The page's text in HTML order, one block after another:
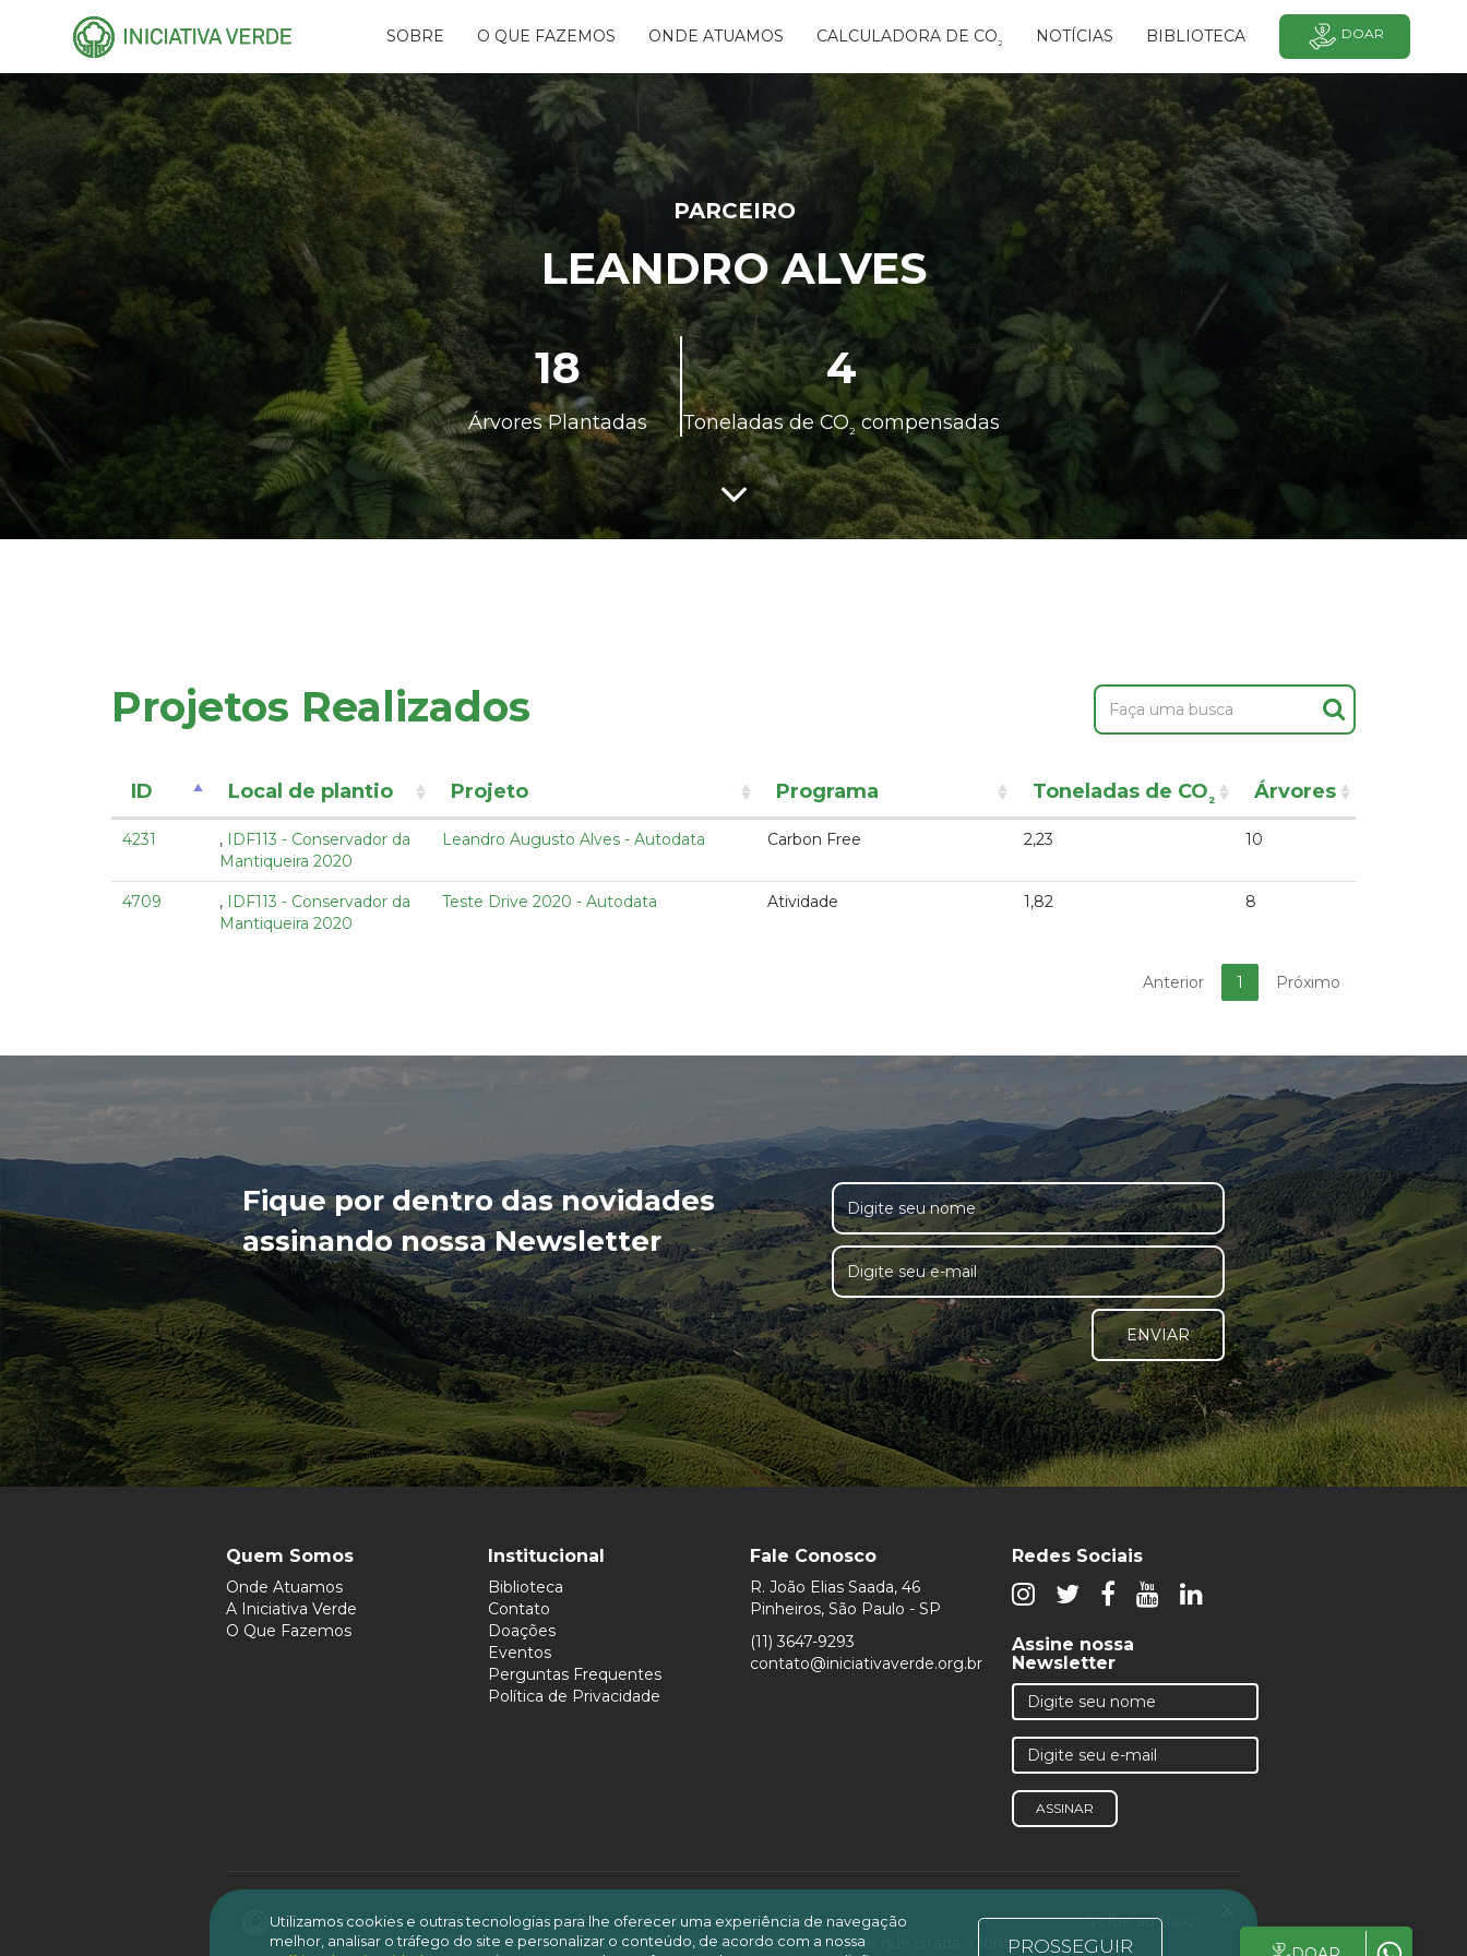
SOBRE
HISTÓRIA
EQUIPE
CONSELHOS
RECONHECIMENTOS
PARCEIROS
REDES
O QUE FAZEMOS
PLANTANDO ÁGUAS
CARBON FREE
AMIGO DA FLORESTA
PROGRAMA
NASCENTES
RESTAURA RIBEIRA -
FUNBIO
EVENTOS
ONDE ATUAMOS CALCULADORA DE CO² NOTÍCIAS BIBLIOTECA DOAR
PARCEIRO
LEANDRO ALVES
18
Árvores Plantadas
4
Toneladas de CO²compensadas
Projetos Realizados
ID Local de plantio Projeto Programa Toneladas de CO² Árvores
4231 , IDF113 - Conservador da
Mantiqueira 2020
Leandro Augusto Alves - Autodata Carbon Free 2,23 10
4709 , IDF113 - Conservador da
Mantiqueira 2020
Teste Drive 2020 - Autodata Atividade 1,82 8
Anterior 1 Próximo
Fique por dentro das novidades
assinando nossa Newsletter
ENVIAR
Quem Somos
Onde Atuamos
A Iniciativa Verde
O Que Fazemos
Institucional
Biblioteca
Contato
Doações
Eventos
Perguntas Frequentes
Política de Privacidade
Fale Conosco
R. João Elias Saada, 46
Pinheiros, São Paulo - SP
(11) 3647-9293
contato@iniciativaverde.org.br
Redes Sociais
Assine nossa
Newsletter
ASSINAR
© 2019 Iniciativa Verde.
É permitida a reprodução do conteúdo deste site, desde que citada a fonte
Voltar ao topo x
Utilizamos cookies e outras tecnologias para lhe oferecer uma experiência de navegação
melhor, analisar o tráfego do site e personalizar o conteúdo, de acordo com a nossa
PROSSEGUIR